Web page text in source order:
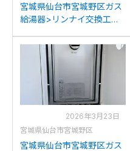
宮城県仙台市宮城野区ガス
給湯器>リンナイ交換工事
240SATからリンナイRUF-
A2405SAT-L(C)への交換
2026年3月23日
宮城県仙台市宮城野区
宮城県仙台市宮城野区ガス